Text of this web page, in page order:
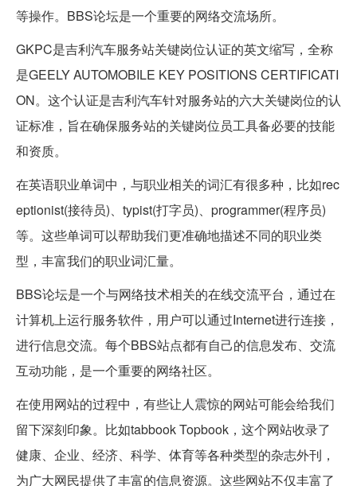
等操作。BBS论坛是一个重要的网络交流场所。
GKPC是吉利汽车服务站关键岗位认证的英文缩写，全称
是GEELY AUTOMOBILE KEY POSITIONS CERTIFICATI
ON。这个认证是吉利汽车针对服务站的六大关键岗位的认
证标准，旨在确保服务站的关键岗位员工具备必要的技能
和资质。
在英语职业单词中，与职业相关的词汇有很多种，比如rec
eptionist(接待员)、typist(打字员)、programmer(程序员)
等。这些单词可以帮助我们更准确地描述不同的职业类
型，丰富我们的职业词汇量。
BBS论坛是一个与网络技术相关的在线交流平台，通过在
计算机上运行服务软件，用户可以通过Internet进行连接，
进行信息交流。每个BBS站点都有自己的信息发布、交流
互动功能，是一个重要的网络社区。
在使用网站的过程中，有些让人震惊的网站可能会给我们
留下深刻印象。比如tabbook Topbook，这个网站收录了
健康、企业、经济、科学、体育等各种类型的杂志外刊，
为广大网民提供了丰富的信息资源。这些网站不仅丰富了